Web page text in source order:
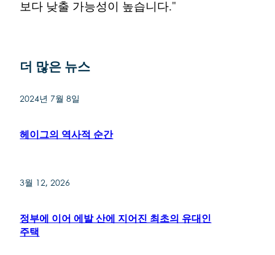
보다 낮출 가능성이 높습니다."
더 많은 뉴스
2024년 7월 8일
헤이그의 역사적 순간
3월 12, 2026
정부에 이어 에발 산에 지어진 최초의 유대인
주택